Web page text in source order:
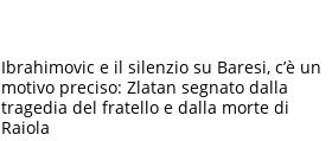
Ibrahimovic e il silenzio su Baresi, c’è un
motivo preciso: Zlatan segnato dalla
tragedia del fratello e dalla morte di
Raiola